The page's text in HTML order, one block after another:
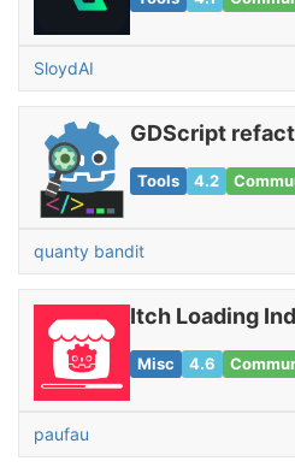
SloydAI
GDScript
Tools 4.2
quanty bandit
Itch Loading
Misc 4.6
paufau